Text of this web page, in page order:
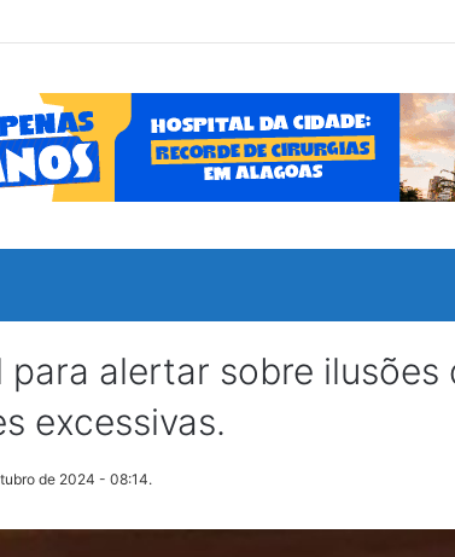
alertar sobre ilusões
excessivas.
de 2024 - 08:14.